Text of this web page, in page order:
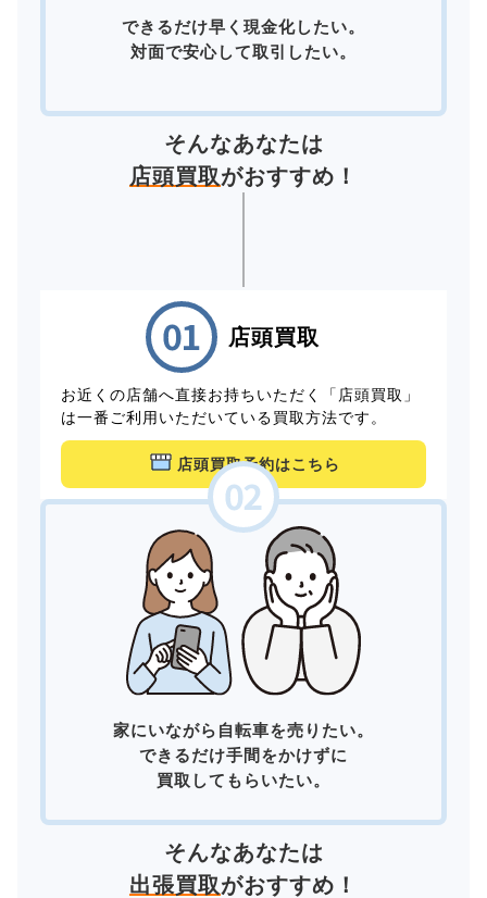
できるだけ早く現金化したい。
対面で安心して取引したい。
そんなあなたは
店頭買取がおすすめ！
店頭買取
お近くの店舗へ直接お持ちいただく「店頭買取」
は一番ご利用いただいている買取方法です。
店頭買取予約はこちら
家にいながら自転車を売りたい。
できるだけ手間をかけずに
買取してもらいたい。
そんなあなたは
出張買取がおすすめ！